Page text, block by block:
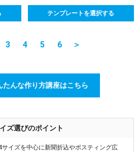
テンプレートを選択する
3 4 5 6 ＞
たんな作り方講座はこちら
ズ選びのポイント
イズを中心に新聞折込やポスティング広